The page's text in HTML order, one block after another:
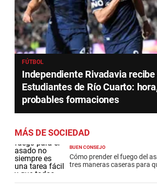
FÚTBOL
Independiente Rivadavia recibe
Estudiantes de Río Cuarto:
probables formaciones
MÁS DE SOCIEDAD
BUEN CONSEJO
Cómo prender el fuego del
tres maneras caseras para